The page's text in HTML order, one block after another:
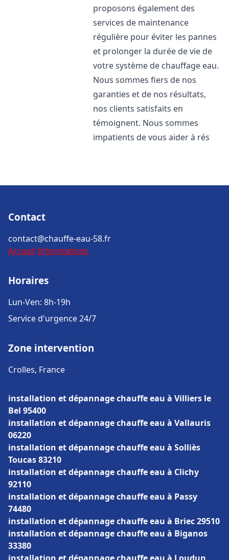
proposons également des
services de maintenance
régulière pour éviter les pannes
et prolonger la durée de vie de
votre système de chauffage eau.
Nous sommes fiers de nos
garanties et de nos résultats,
nos clients satisfaits en
témoignent. Nous sommes
impatients de vous aider à rés
Contact
contact@chauffe-eau-58.fr
Accueil Informations
Horaires
Lun-Ven: 8h-19h
Service d'urgence 24/7
Zone intervention
Crolles, France
installation et dépannage chauffe eau à Villiers le
Bel 95400
installation et dépannage chauffe eau à Vallauris
06220
installation et dépannage chauffe eau à Solliès
Toucas 83210
installation et dépannage chauffe eau à Clichy
92110
installation et dépannage chauffe eau à Passy
74480
installation et dépannage chauffe eau à Briec 29510
installation et dépannage chauffe eau à Biganos
33380